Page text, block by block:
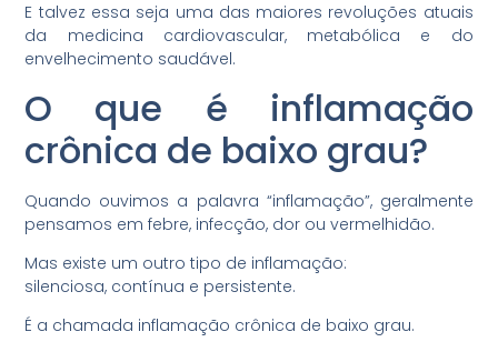
E talvez essa seja uma das maiores revoluções atuais
da medicina cardiovascular, metabólica e do
envelhecimento saudável.
O que é inflamação
crônica de baixo grau?
Quando ouvimos a palavra “inflamação”, geralmente
pensamos em febre, infecção, dor ou vermelhidão.
Mas existe um outro tipo de inflamação:
silenciosa, contínua e persistente.
É a chamada inflamação crônica de baixo grau.